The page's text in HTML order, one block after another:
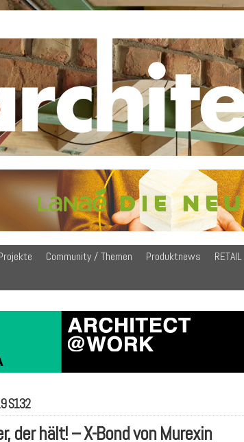
Community / Themen Produktnews RETAIL
S132
der hält! – X-Bond von Murexin